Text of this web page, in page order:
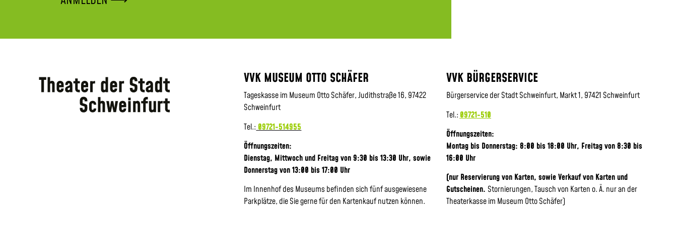
VVK MUSEUM OTTO SCHÄFER
Tageskasse im Museum Otto Schäfer, Judithstraße 16, 97422
Schweinfurt
Tel.: 09721-514955
Öffnungszeiten:
Dienstag, Mittwoch und Freitag von 9:30 bis 13:30 Uhr,sowie
Donnerstag von 13:00 bis 17:00 Uhr
Im Innenhof des Museums befinden sich fünf ausgewiesene
Parkplätze, die Sie gerne für den Kartenkauf nutzen können.
VVK BÜRGERSERVICE
Bürgerservice der Stadt Schweinfurt, Markt 1, 97421 Schweinfurt
Tel.: 09721-510
Öffnungszeiten:
Montag bis Donnerstag: 8:00 bis 18:00 Uhr, Freitag von 8:30 bis
16:00 Uhr
(nur Reservierung von Karten, sowie Verkauf von Karten und
Gutscheinen. Stornierungen, Tausch von Karten o. Ä. nur an der
Theaterkasse im Museum Otto Schäfer)